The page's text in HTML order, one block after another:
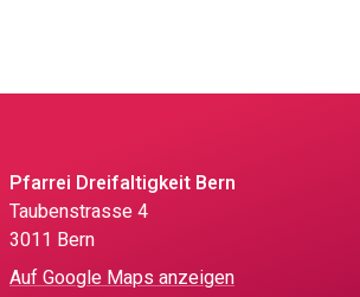
Pfarrei Dreifaltigkeit Bern
Taubenstrasse 4
3011 Bern
Auf Google Maps anzeigen